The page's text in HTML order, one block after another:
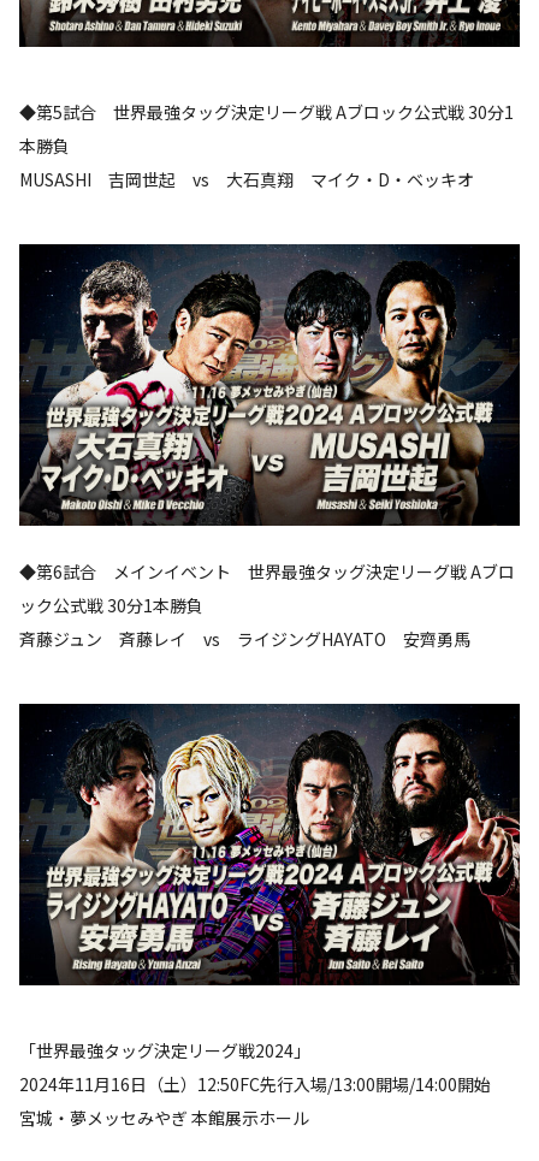
◆第5試合 世界最強タッグ決定リーグ戦 Aブロック公式戦 30分1
本勝負
MUSASHI 吉岡世起 vs 大石真翔 マイク・D・ベッキオ
◆第6試合 メインイベント 世界最強タッグ決定リーグ戦 Aブロ
ック公式戦 30分1本勝負
斉藤ジュン 斉藤レイ vs ライジングHAYATO 安齊勇馬
「世界最強タッグ決定リーグ戦2024」
2024年11月16日（土）12:50FC先行入場/13:00開場/14:00開始
宮城・夢メッセみやぎ 本館展示ホール